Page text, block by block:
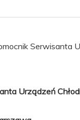
Serwisanta
Urządzeń